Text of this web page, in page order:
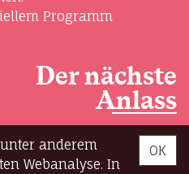
Programm
Der nächste
Anlass
OK
anderem
Webanalyse. In